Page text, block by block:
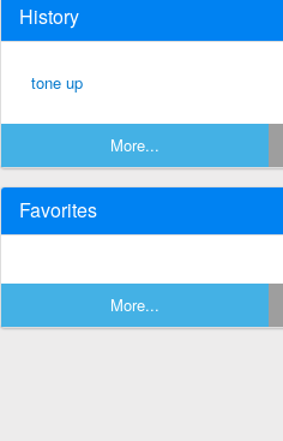
History
tone up
More...
Favorites
More...